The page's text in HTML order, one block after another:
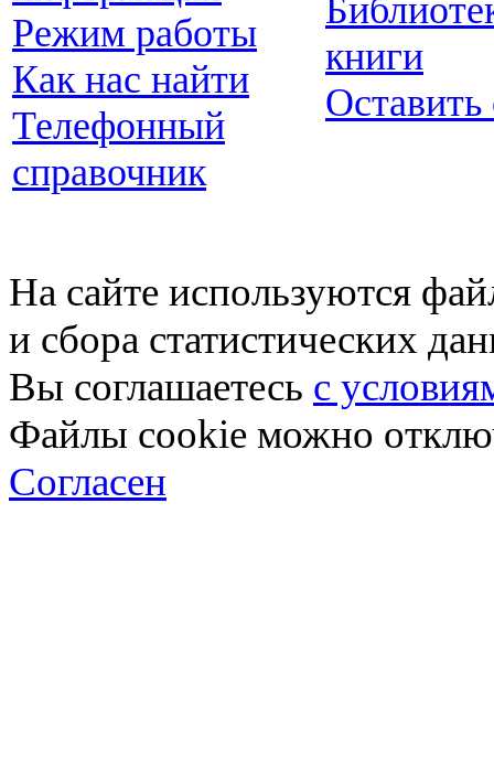
Режим работы
Как нас найти
Телефонный
справочник
книги
Оставить
На сайте используются
и сбора статистических
Вы соглашаетесь с
Файлы cookie можно
Согласен